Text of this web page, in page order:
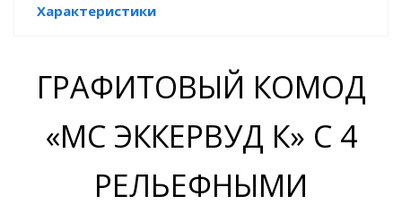
Характеристики
ГРАФИТОВЫЙ КОМОД
«МС ЭККЕРВУД К» С 4
РЕЛЬЕФНЫМИ